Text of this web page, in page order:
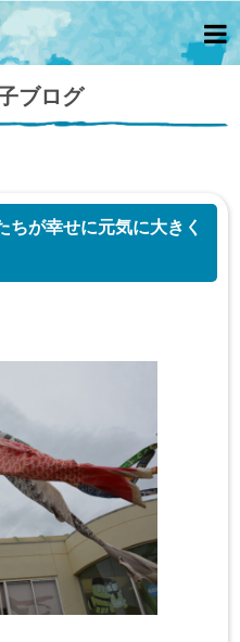
ブログ
ちが幸せに元気に大きく